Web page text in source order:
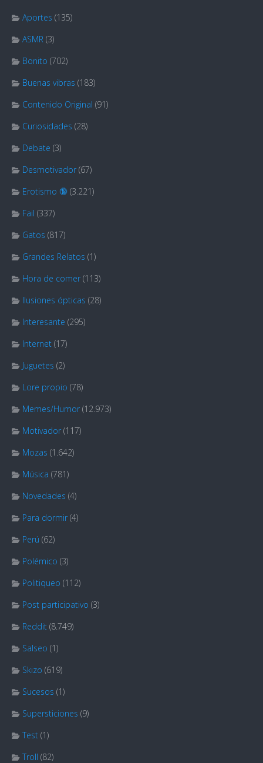
Aportes (135)
ASMR (3)
Bonito (702)
Buenas vibras (183)
Contenido Original (91)
Curiosidades (28)
Debate (3)
Desmotivador (67)
Erotismo 🔞 (3.221)
Fail (337)
Gatos (817)
Grandes Relatos (1)
Hora de comer (113)
Ilusiones ópticas (28)
Interesante (295)
Internet (17)
Juguetes (2)
Lore propio (78)
Memes/Humor (12.973)
Motivador (117)
Mozas (1.642)
Música (781)
Novedades (4)
Para dormir (4)
Perú (62)
Polémico (3)
Politiqueo (112)
Post participativo (3)
Reddit (8.749)
Salseo (1)
Skizo (619)
Sucesos (1)
Supersticiones (9)
Test (1)
Troll (82)